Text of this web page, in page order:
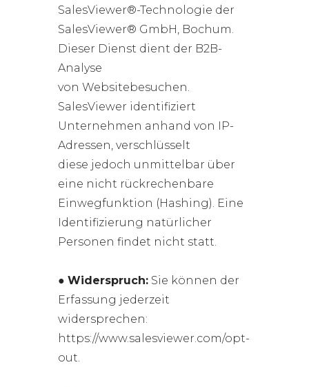
SalesViewer®-Technologie der
SalesViewer® GmbH, Bochum.
Dieser Dienst dient der B2B-
Analyse
von Websitebesuchen.
SalesViewer identifiziert
Unternehmen anhand von IP-
Adressen, verschlüsselt
diese jedoch unmittelbar über
eine nicht rückrechenbare
Einwegfunktion (Hashing). Eine
Identifizierung natürlicher
Personen findet nicht statt.
● Widerspruch: Sie können der
Erfassung jederzeit
widersprechen:
https://www.salesviewer.com/opt-
out.